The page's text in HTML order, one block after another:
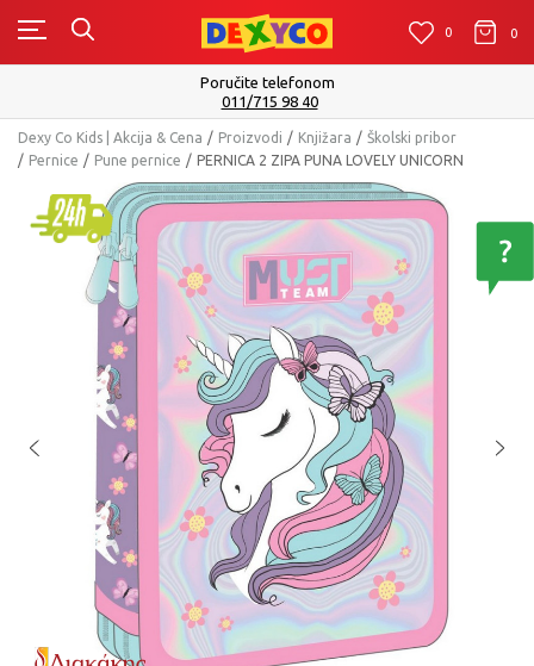
0 0 0
Poručite telefonom
011/715 98 40
Dexy Co Kids | Akcija & Cena Proizvodi Knjižara
Školski pribor
Pernice
Pune pernice PERNICA 2 ZIPA PUNA LOVELY UNICORN